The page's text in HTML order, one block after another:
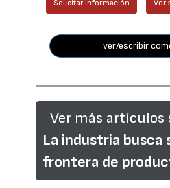
Solicitar información Ver
ver/escribir
Ver más artículos
La industria busca
frontera de